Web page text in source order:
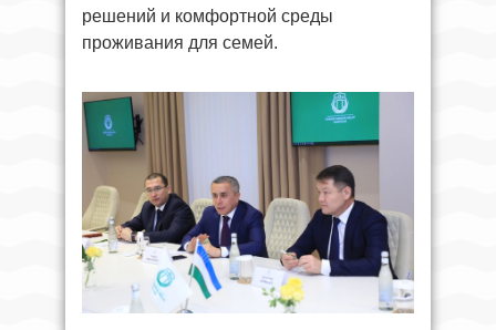
решений и комфортной среды
проживания для семей.